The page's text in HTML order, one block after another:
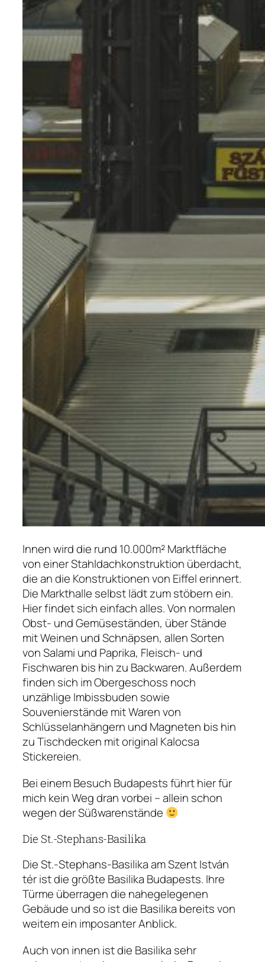
Innen wird die rund 10.000m² Marktfläche
von einer Stahldachkonstruktion überdacht,
die an die Konstruktionen von Eiffel erinnert.
Die Markthalle selbst lädt zum stöbern ein.
Hier findet sich einfach alles. Von normalen
Obst- und Gemüseständen, über Stände
mit Weinen und Schnäpsen, allen Sorten
von Salami und Paprika, Fleisch- und
Fischwaren bis hin zu Backwaren. Außerdem
finden sich im Obergeschoss noch
unzählige Imbissbuden sowie
Souvenierstände mit Waren von
Schlüsselanhängern und Magneten bis hin
zu Tischdecken mit original Kalocsa
Stickereien.
Bei einem Besuch Budapests führt hier für
mich kein Weg dran vorbei – allein schon
wegen der Süßwarenstände
Die St.-Stephans-Basilika
Die St.-Stephans-Basilika am Szent István
tér ist die größte Basilika Budapests. Ihre
Türme überragen die nahegelegenen
Gebäude und so ist die Basilika bereits von
weitem ein imposanter Anblick.
Auch von innen ist die Basilika sehr